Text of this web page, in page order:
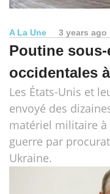
A La Une 3 years ago
Poutine
occidentales
Les États-Unis et
envoyé des
matériel militaire
guerre par
Ukraine.